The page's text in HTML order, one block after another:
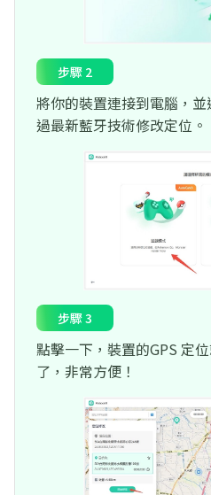
步驟 2
將你的裝置連接到電腦，
過最新藍牙技術修改定位。
步驟 3
點擊一下，裝置的GPS 定
了，非常方便！